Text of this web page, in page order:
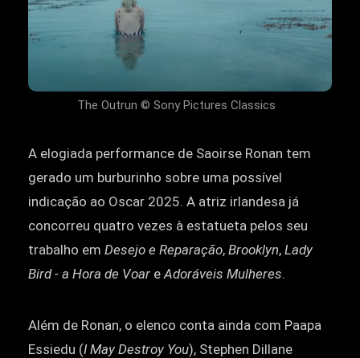
The Outrun © Sony Pictures Classics
A elogiada performance de Saoirse Ronan tem
gerado um burburinho sobre uma possível
indicação ao Oscar 2025. A atriz irlandesa já
concorreu quatro vezes à estatueta pelos seu
trabalho em Desejo e Reparação, Brooklyn, Lady
Bird - a Hora de Voar e Adoráveis Mulheres.
Além de Ronan, o elenco conta ainda com Paapa
Essiedu (I May Destroy You), Stephen Dillane